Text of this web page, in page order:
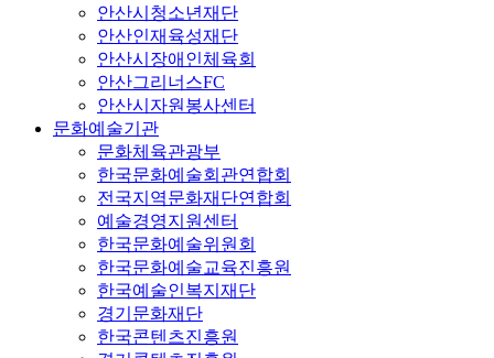
안산시청소년재단
안산인재육성재단
안산시장애인체육회
안산그리너스FC
안산시자원봉사센터
문화예술기관
문화체육관광부
한국문화예술회관연합회
전국지역문화재단연합회
예술경영지원센터
한국문화예술위원회
한국문화예술교육진흥원
한국예술인복지재단
경기문화재단
한국콘텐츠진흥원